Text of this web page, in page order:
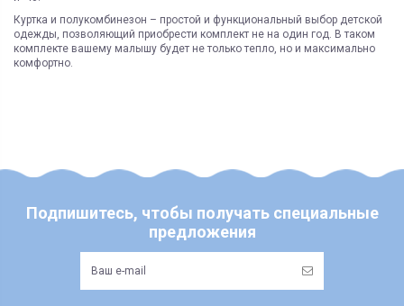
Куртка и полукомбинезон – простой и функциональный выбор детской
одежды, позволяющий приобрести комплект не на один год. В таком
комплекте вашему малышу будет не только тепло, но и максимально
комфортно.
Подпишитесь, чтобы получать специальные
предложения